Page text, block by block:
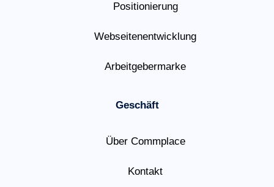
Positionierung
Webseitenentwicklung
Arbeitgebermarke
Geschäft
Über Commplace
Kontakt